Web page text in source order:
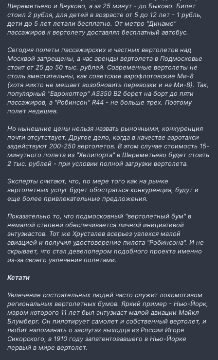
Шереметьево и Внуково, а за 25 минут - до Быково. Билет
стоил 2 рубля, для детей в возрасте от 5 до 12 лет - 1 рубль,
дети до 5 лет летали бесплатно. От метро "Динамо"
пассажиров к вертолету доставлял бесплатный автобус.
Сегодня полеты пассажирских и частных вертолетов над
Москвой запрещены, а час аренды вертолета в Подмосковье
стоит от 25 до 50 тыс. рублей. Современные вертолеты не
столь вместительны, как советские аэрофлотовские Ми-8
(хотя никто не мешает возобновить перевозки и на Ми-8). Так,
популярный "Еврокоптер" AS350 B2 берет на борт до пяти
пассажиров, а "Робинсон" R44 - не больше трех. Поэтому
полет недешев.
Но нынешние цены нельзя назвать рыночными, конкуренция
почти отсутствует. Другое дело, когда в качестве аэротакси
задействуют 200-250 вертолетов. В этом случае стоимость 15-
минутного полета из "Хелипорта" в Шереметьево будет стоить
2 тыс. рублей - при условии полной загрузки вертолета.
Эксперты считают, что, по мере того как на рынке
вертолетных услуг будет обостряться конкуренция, будут и
еще более привлекательные предложения.
Показательно то, что подмосковный "вертолетный бум" в
немалой степени обеспечивается личной инициативой
энтузиастов. Тот же Хрусталев всерьез увлекся малой
авиацией и получил удостоверение пилота "Робинсона". И не
скрывает, что стал девелопером подобного проекта именно
из-за своего увлечения полетами.
Кстати
Увлечение состоятельных людей часто служит локомотивом
региональных вертолетных бумов. Яркий пример - Нью-Йорк,
мэром которого 11 лет был энтузиаст малой авиации Майкл
Блумберг. Он пилотирует самолет и собственный вертолет, и
любит напоминать о заслугах выходца из России Игоря
Сикорского, в 1910 году запатентовавшего в Нью-Йорке
первый в мире вертолет.